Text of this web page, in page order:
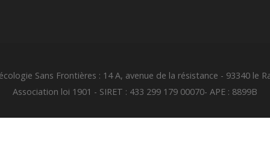
Sans Frontières : 14 A, avenue de la résistance - 93340 le
Association loi 1901 - SIRET : 433 299 179 00070- APE : 8899B